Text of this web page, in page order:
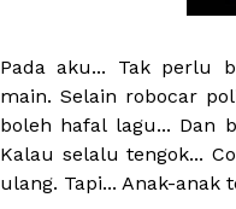
Pada aku... Tak perlu
main. Selain robocar
boleh hafal lagu... Dan
Kalau selalu tengok...
ulang. Tapi... Anak-anak